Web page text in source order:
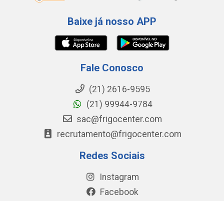
Baixe já nosso APP
Fale Conosco
(21) 2616-9595
(21) 99944-9784
sac@frigocenter.com
recrutamento@frigocenter.com
Redes Sociais
Instagram
Facebook